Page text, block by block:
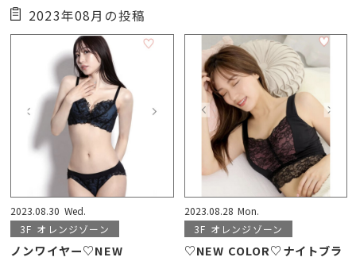
2023年08月の投稿
2023.08.30 Wed.
3F オレンジゾーン
ノンワイヤー♡NEW
2023.08.28 Mon.
3F オレンジゾーン
♡NEW COLOR♡ナイトブラ